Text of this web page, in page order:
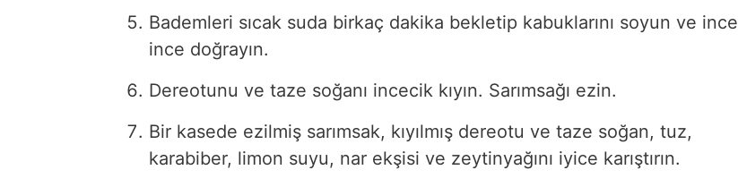
Bademleri sıcak suda birkaç dakika bekletip kabuklarını soyun ve ince
ince doğrayın.
Dereotunu ve taze soğanı incecik kıyın. Sarımsağı ezin.
Bir kasede ezilmiş sarımsak, kıyılmış dereotu ve taze soğan, tuz,
karabiber, limon suyu, nar ekşisi ve zeytinyağını iyice karıştırın.